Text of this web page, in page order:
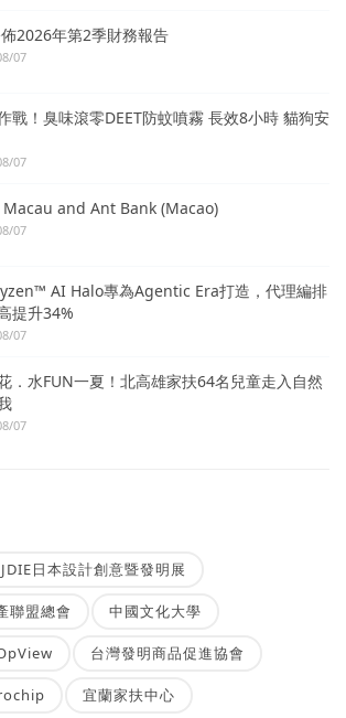
2026年第2季財務報告
07
戰！臭味滾零DEET防蚊噴霧 長效8小時 貓狗安
07
Macau and Ant Bank (Macao)
07
AI Halo專為Agentic Era打造，代理編排
提升34%
07
．水FUN一夏！北高雄家扶64名兒童走入自然
07
JDIE日本設計創意暨發明展
聯盟總會 中國文化大學
台灣發明商品促進協會
宜蘭家扶中心